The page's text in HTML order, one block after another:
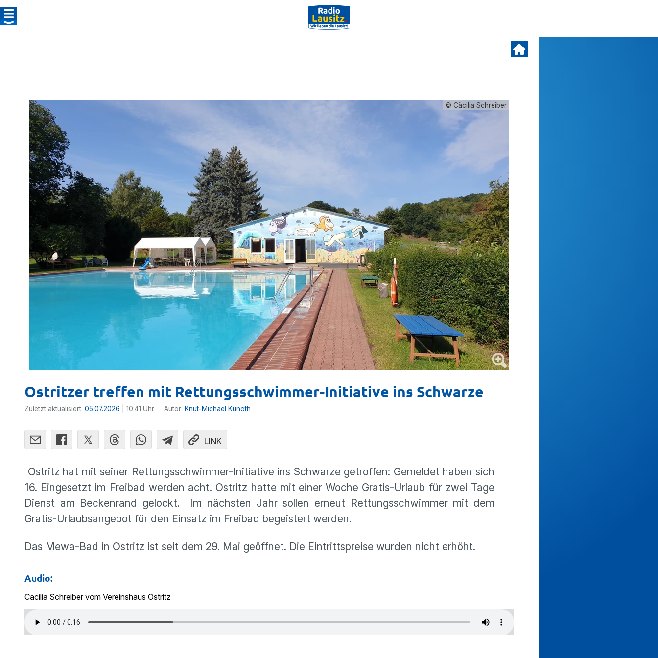
© Cäcilia Schreiber
Ostritzer treffen mit Rettungsschwimmer-Initiative ins Schwarze
Zuletzt aktualisiert: 05.07.2026 | 10:41 Uhr Autor: Knut-Michael Kunoth
LINK
Ostritz hat mit seiner Rettungsschwimmer-Initiative ins Schwarze getroffen: Gemeldet haben sich
16. Eingesetzt im Freibad werden acht. Ostritz hatte mit einer Woche Gratis-Urlaub für zwei Tage
Dienst am Beckenrand gelockt. Im nächsten Jahr sollen erneut Rettungsschwimmer mit dem
Gratis-Urlaubsangebot für den Einsatz im Freibad begeistert werden.
Das Mewa-Bad in Ostritz ist seit dem 29. Mai geöffnet. Die Eintrittspreise wurden nicht erhöht.
Audio:
Cäcilia Schreiber vom Vereinshaus Ostritz